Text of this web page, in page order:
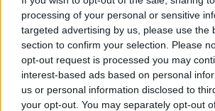
processing of your personal or sensitive
targeted advertising by us, please use the
section to confirm your selection. Please
opt-out request is processed you may
interest-based ads based on personal
us or personal information disclosed to
your opt-out. You may separately opt-out
vinfast